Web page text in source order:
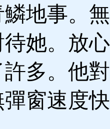
地事。
她。放
多。他
窗速度